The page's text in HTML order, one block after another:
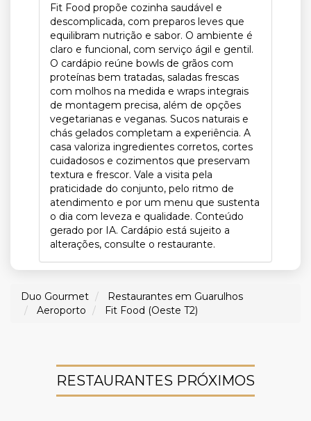
Fit Food propõe cozinha saudável e
descomplicada, com preparos leves que
equilibram nutrição e sabor. O ambiente é
claro e funcional, com serviço ágil e gentil.
O cardápio reúne bowls de grãos com
proteínas bem tratadas, saladas frescas
com molhos na medida e wraps integrais
de montagem precisa, além de opções
vegetarianas e veganas. Sucos naturais e
chás gelados completam a experiência. A
casa valoriza ingredientes corretos, cortes
cuidadosos e cozimentos que preservam
textura e frescor. Vale a visita pela
praticidade do conjunto, pelo ritmo de
atendimento e por um menu que sustenta
o dia com leveza e qualidade. Conteúdo
gerado por IA. Cardápio está sujeito a
alterações, consulte o restaurante.
Duo Gourmet
Restaurantes em Guarulhos
Aeroporto
Fit Food (Oeste T2)
RESTAURANTES PRÓXIMOS